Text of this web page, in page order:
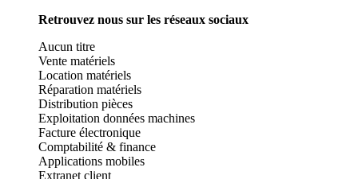
Retrouvez nous sur les réseaux sociaux
Aucun titre
Vente matériels
Location matériels
Réparation matériels
Distribution pièces
Exploitation données machines
Facture électronique
Comptabilité & finance
Applications mobiles
Extranet client